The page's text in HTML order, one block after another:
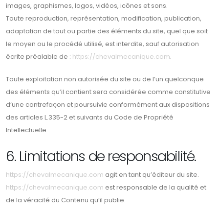
images, graphismes, logos, vidéos, icônes et sons.
Toute reproduction, représentation, modification, publication,
adaptation de tout ou partie des éléments du site, quel que soit
le moyen ou le procédé utilisé, est interdite, sauf autorisation
écrite préalable de : https://chevalmecanique.com.
Toute exploitation non autorisée du site ou de l’un quelconque
des éléments qu’il contient sera considérée comme constitutive
d’une contrefaçon et poursuivie conformément aux dispositions
des articles L.335-2 et suivants du Code de Propriété
Intellectuelle.
6. Limitations de responsabilité.
https://chevalmecanique.com agit en tant qu’éditeur du site.
https://chevalmecanique.com est responsable de la qualité et
de la véracité du Contenu qu’il publie.